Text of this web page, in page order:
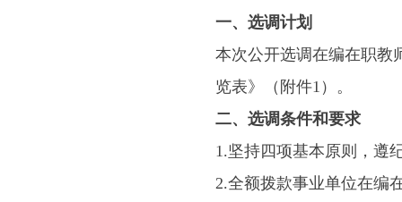
一、选调计划
本次公开选调在编在职教
览表》（附件1）。
二、选调条件和要求
1.坚持四项基本原则，遵
2.全额拨款事业单位在编